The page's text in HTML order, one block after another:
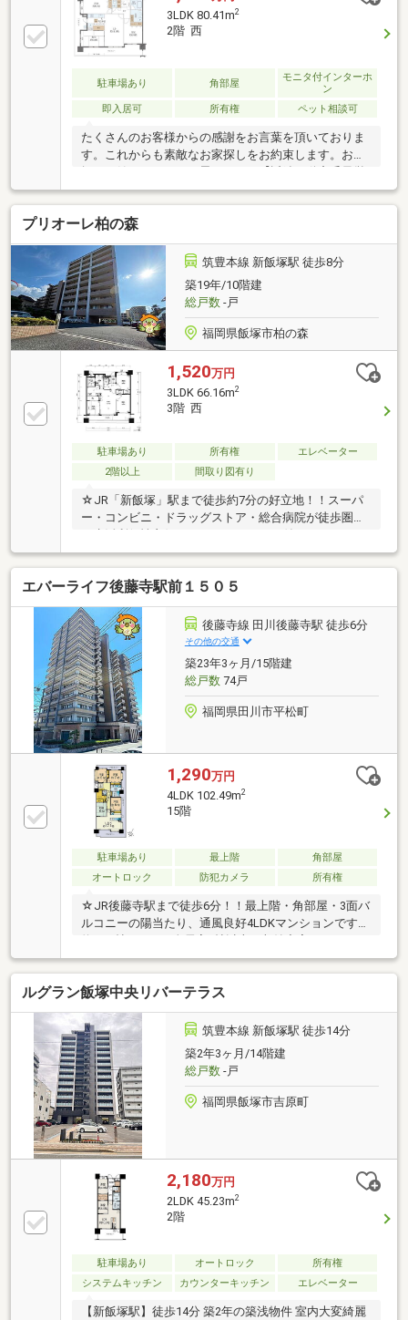
3LDK 80.41m2
2階 西
駐車場あり 角部屋
モニタ付インターホ
ン
即入居可
所有権 ペット相談可
たくさんのお客様からの感謝をお言葉を頂いておりま
す。これからも素敵なお家探しをお約束します。お家
業所】までお気軽にご相談下さいませ。ご条件など何
も決まっていなくても大丈夫です。まずはお客様の
【希望】や【理想】をお聞かせ下さい。安心安全で、
必ず【思い出に残る取引】をお約束致します。不動産
のことなら、信頼の近鉄グループ【近鉄不動産・佐
藤】にお任せ下さい!!【資料請求】又は【見学予約】ボ
タンをクリック又は近鉄不動産 千早営業所【フリーダ
イヤル:0800-111-０７８８】までお気軽にご連絡下さ
いませ
プリオーレ柏の森
筑豊本線 新飯塚駅 徒歩8分
築19年/10階建
総戸数-戸
福岡県飯塚市柏の森
1,520万円
3LDK 66.16m2
3階 西
駐車場あり 所有権
エレベーター
2階以上
間取り図有り
☆JR「新飯塚」駅まで徒歩約7分の好立地！！スーパ
ー・コンビニ・ドラッグストア・総合病院が徒歩圏内
で、防犯面にも配慮されています♪
エバーライフ後藤寺駅前１５０５
後藤寺線 田川後藤寺駅 徒歩6分
その他の交通
築23年3ヶ月/15階建
総戸数74戸
福岡県田川市平松町
1,290万円
4LDK 102.49m2
15階
駐車場あり 最上階
角部屋
オートロック
防犯カメラ 所有権
☆JR後藤寺駅まで徒歩6分！！最上階・角部屋・3面バ
ルコニーの陽当たり、通風良好4LDKマンションです。
る住まいです！
ルグラン飯塚中央リバーテラス
筑豊本線 新飯塚駅 徒歩14分
築2年3ヶ月/14階建
総戸数-戸
福岡県飯塚市吉原町
2,180万円
2LDK 45.23m2
2階
駐車場あり オートロック
所有権
システムキッチン
カウンターキッチン エレベーター
【新飯塚駅】徒歩14分 築2年の築浅物件 室内大変綺麗